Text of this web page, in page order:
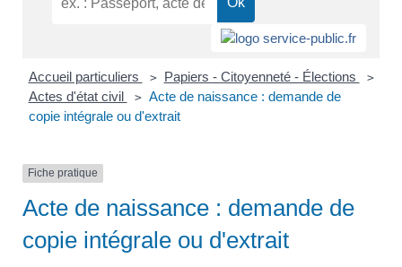
Accueil particuliers > Papiers - Citoyenneté - Élections >
Actes d'état civil > Acte de naissance : demande de
copie intégrale ou d'extrait
Fiche pratique
Acte de naissance : demande de
copie intégrale ou d'extrait